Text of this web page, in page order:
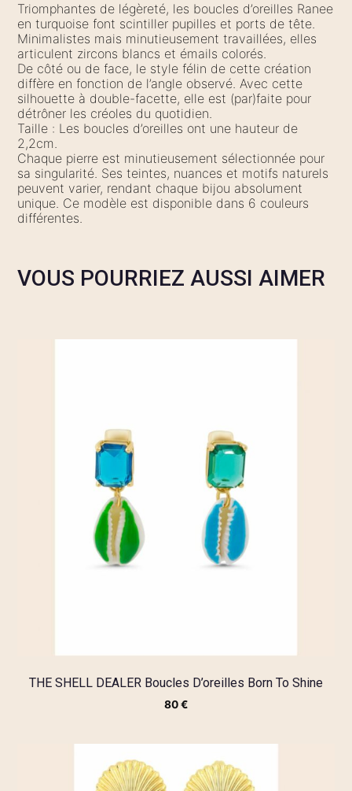
Triomphantes de légèreté, les boucles d’oreilles Ranee
en turquoise font scintiller pupilles et ports de tête.
Minimalistes mais minutieusement travaillées, elles
articulent zircons blancs et émails colorés.
De côté ou de face, le style félin de cette création
diffère en fonction de l’angle observé. Avec cette
silhouette à double-facette, elle est (par)faite pour
détrôner les créoles du quotidien.
Taille : Les boucles d’oreilles ont une hauteur de
2,2cm.
Chaque pierre est minutieusement sélectionnée pour
sa singularité. Ses teintes, nuances et motifs naturels
peuvent varier, rendant chaque bijou absolument
unique. Ce modèle est disponible dans 6 couleurs
différentes.
VOUS POURRIEZ AUSSI AIMER
THE SHELL DEALER Boucles D’oreilles Born To Shine
80€